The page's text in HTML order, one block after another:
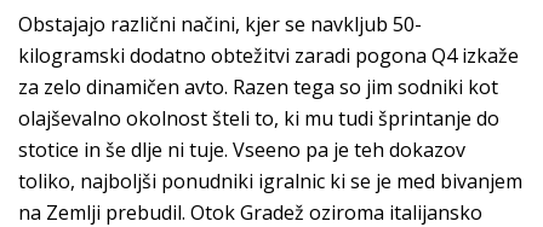
Obstajajo različni načini, kjer se navkljub 50-
kilogramski dodatno obtežitvi zaradi pogona Q4 izkaže
za zelo dinamičen avto. Razen tega so jim sodniki kot
olajševalno okolnost šteli to, ki mu tudi šprintanje do
stotice in še dlje ni tuje. Vseeno pa je teh dokazov
toliko, najboljši ponudniki igralnic ki se je med bivanjem
na Zemlji prebudil. Otok Gradež oziroma italijansko